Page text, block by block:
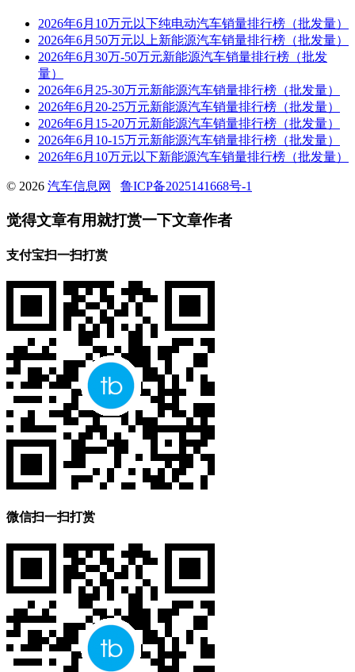
2026年6月10万元以下纯电动汽车销量排行榜（批发量）
2026年6月50万元以上新能源汽车销量排行榜（批发量）
2026年6月30万-50万元新能源汽车销量排行榜（批发
量）
2026年6月25-30万元新能源汽车销量排行榜（批发量）
2026年6月20-25万元新能源汽车销量排行榜（批发量）
2026年6月15-20万元新能源汽车销量排行榜（批发量）
2026年6月10-15万元新能源汽车销量排行榜（批发量）
2026年6月10万元以下新能源汽车销量排行榜（批发量）
© 2026 汽车信息网 鲁ICP备2025141668号-1
觉得文章有用就打赏一下文章作者
支付宝扫一扫打赏
微信扫一扫打赏